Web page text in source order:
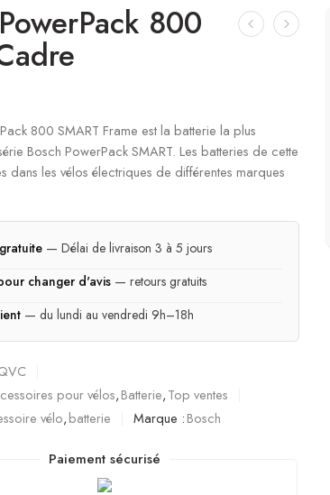
800
800 SMART Frame est la batterie la plus
Bosch PowerPack SMART. Les batteries de cette
dans les vélos électriques de différentes marques
— Délai de livraison 3 à 5 jours
changer d'avis — retours gratuits
— du lundi au vendredi 9h–18h
pour vélos,Batterie,Top ventes
vélo,batterie Marque :Bosch
Paiement sécurisé